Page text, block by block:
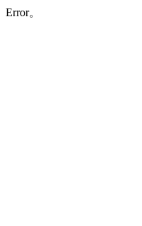
Error。